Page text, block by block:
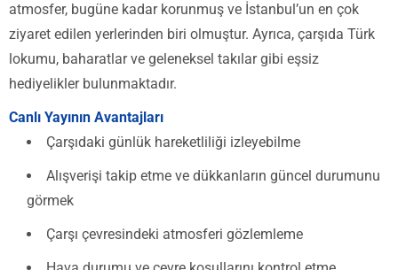
atmosfer, bugüne kadar korunmuş ve İstanbul’un en çok
ziyaret edilen yerlerinden biri olmuştur. Ayrıca, çarşıda Türk
lokumu, baharatlar ve geleneksel takılar gibi eşsiz
hediyelikler bulunmaktadır.
Canlı Yayının Avantajları
Çarşıdaki günlük hareketliliği izleyebilme
Alışverişi takip etme ve dükkanların güncel durumunu
görmek
Çarşı çevresindeki atmosferi gözlemleme